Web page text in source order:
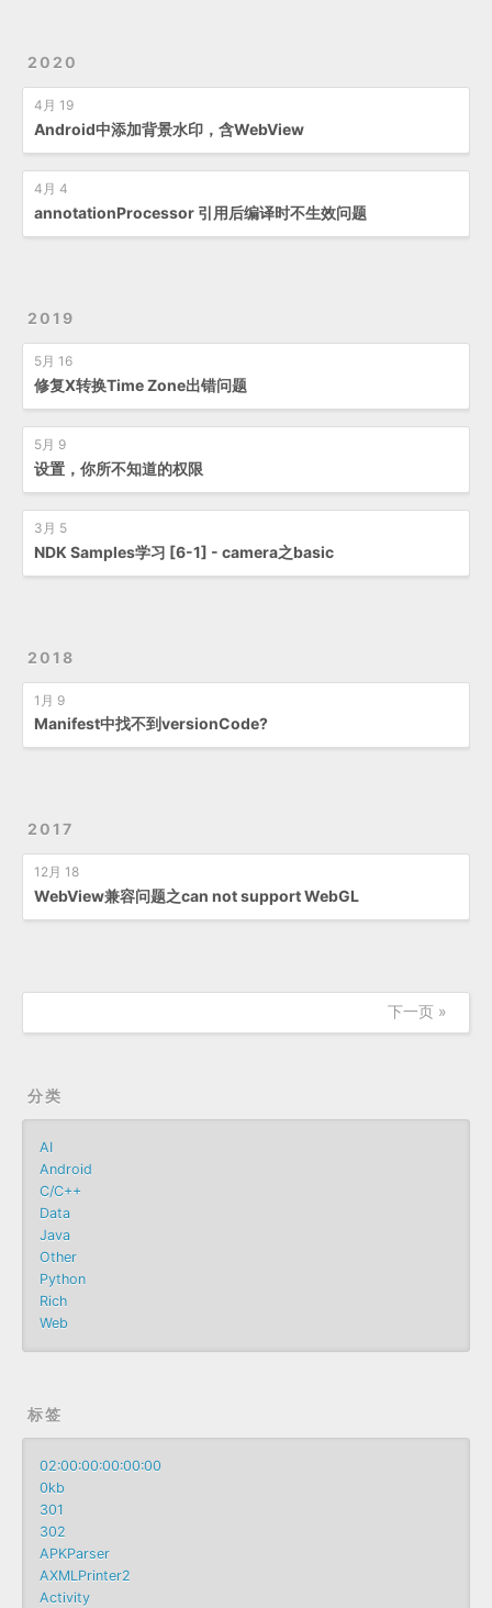
2020
4月 19
Android中添加背景水印，含WebView
4月 4
annotationProcessor 引用后编译时不生效问题
2019
5月 16
修复X转换Time Zone出错问题
5月 9
设置，你所不知道的权限
3月 5
NDK Samples学习 [6-1] - camera之basic
2018
1月 9
Manifest中找不到versionCode?
2017
12月 18
WebView兼容问题之can not support WebGL
下一页 »
分类
AI
Android
C/C++
Data
Java
Other
Python
Rich
Web
标签
02:00:00:00:00:00
0kb
301
302
APKParser
AXMLPrinter2
Activity